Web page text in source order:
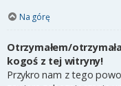
Na górę
Otrzymałem/
kogoś z tej witryny!
Przykro nam z tego